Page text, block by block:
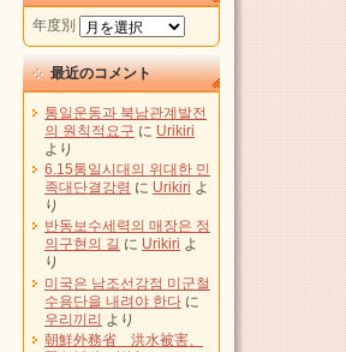
年度別
最近のコメント
통일운동과 북남관계발전
의 원칙적요구 に Urikiri
より
6.15통일시대의 위대한 민
족대단결강령 に Urikiri よ
り
반동보수세력의 매장은 정
의구현의 길 に Urikiri よ
り
미국은 남조선강점 미군철
수용단을 내려야 한다 に
우리끼리 より
朝鮮外務省 洪水被害、